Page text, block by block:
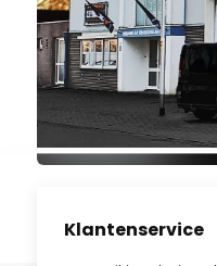
Klantenservice